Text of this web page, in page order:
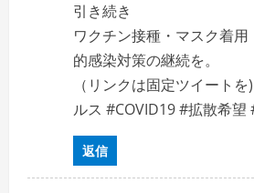
引き続き
ワクチン接種・マスク着
的感染対策の継続を。
（リンクは固定ツイート
ルス #COVID19 #拡散希望
返信